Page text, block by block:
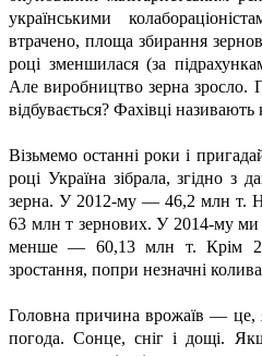
українськими
втрачено, площа збирання
році зменшилася (за
Але виробництво зерна зросло.
відбувається? Фахівці
Візьмемо останні роки і
році Україна зібрала, згідно з
зерна. У 2012-му — 46,2 млн т.
63 млн т зернових. У 2014-му ми
менше — 60,13 млн т. Крім
зростання, попри незначні
Головна причина врожаїв — це,
погода. Сонце, сніг і дощі.